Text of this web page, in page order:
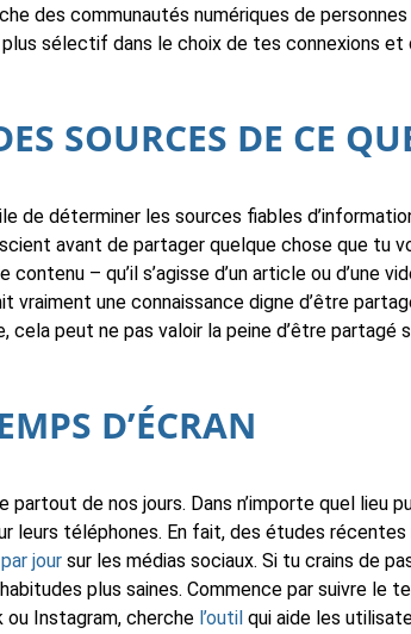
des communautés numériques de
sélectif dans le choix de tes connexions
SOURCES DE CE
de déterminer les sources fiables
avant de partager quelque chose que tu
contenu – qu’il s’agisse d’un article ou d’une
vraiment une connaissance digne d’être
cela peut ne pas valoir la peine d’être partagé
D’ÉCRAN
partout de nos jours. Dans n’importe quel lieu
leurs téléphones. En fait, des études
jour sur les médias sociaux. Si tu crains de
plus saines. Commence par suivre le
ou Instagram, cherche l’outil qui aide les